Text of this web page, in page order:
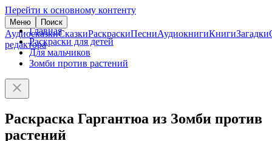
Перейти к основному контенту
Меню Поиск
АудиосказкиСказкиРаскраскиПесниАудиокнигиКнигиЗагадки
редактора
Главная
Раскраски для детей
Для мальчиков
Зомби против растений
Раскраска Гаргантюа из Зомби против
растений